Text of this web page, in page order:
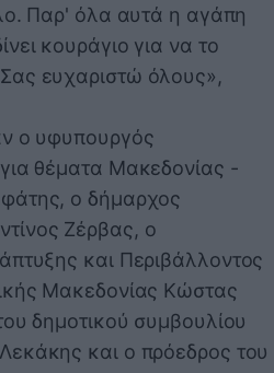
Παρ' όλα αυτά η αγάπη
κουράγιο για να το
ευχαριστώ όλους»,
ο υφυπουργός
θέματα Μακεδονίας -
ο δήμαρχος
Ζέρβας, ο
και Περιβάλλοντος
Μακεδονίας Κώστας
δημοτικού συμβουλίου
και ο πρόεδρος του